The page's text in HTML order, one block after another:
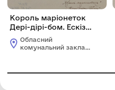
Король маріонеток
Дері-дірі-бом. Ескіз
костюма до невідомої
вистави.
Обласний
комунальний заклад